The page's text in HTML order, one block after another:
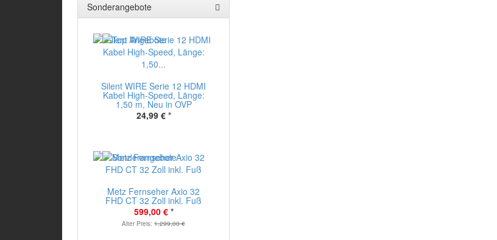
Sonderangebote
Silent WIRE Serie 12 HDMI
Kabel High-Speed, Länge:
1,50 m, Neu in OVP
24,99 € *
Metz Fernseher Axio 32
FHD CT 32 Zoll inkl. Fuß
599,00 € *
Alter Preis: 1.299,00 €